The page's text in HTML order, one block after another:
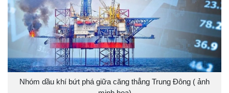
Nhóm dầu khí bứt phá giữa căng thẳng Trung Đông ( ảnh